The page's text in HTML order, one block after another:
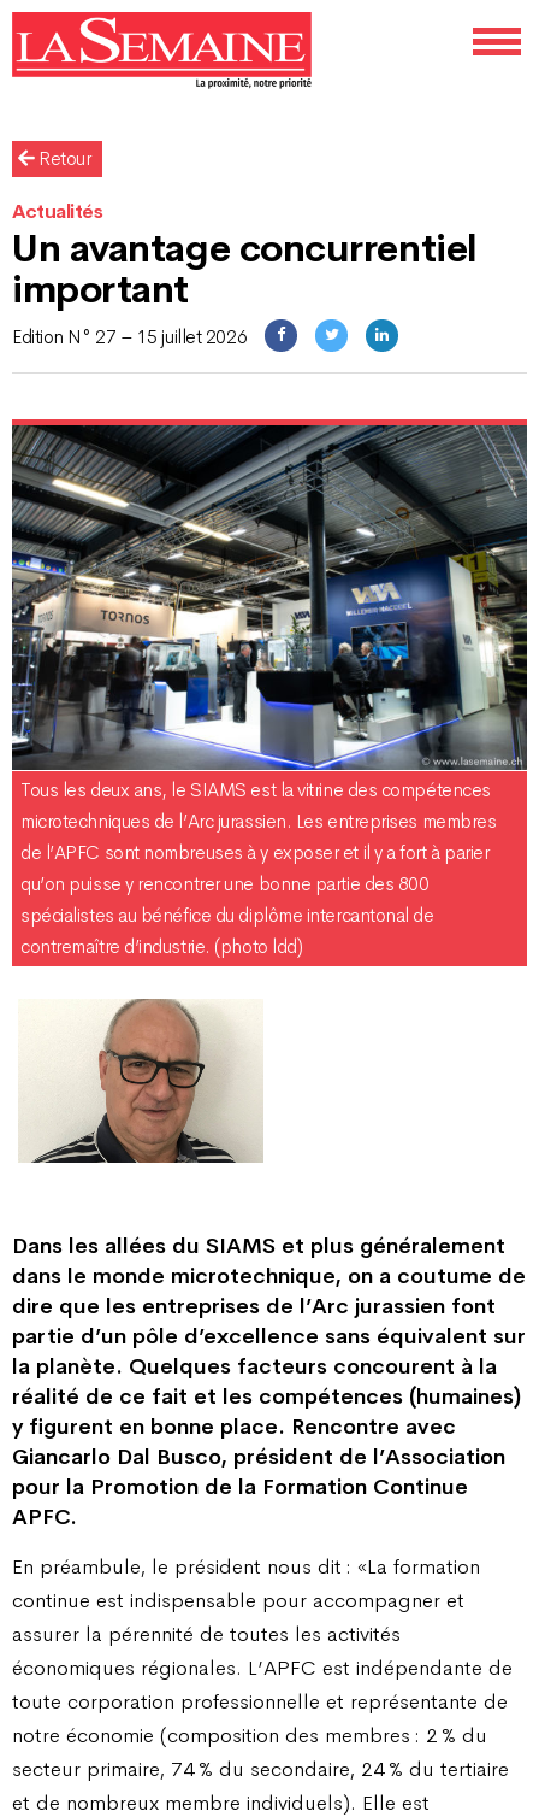
Retour
Actualités
Un avantage concurrentiel
important
Edition N° 27 – 15 juillet 2026
Tous les deux ans, le SIAMS est la vitrine des compétences
microtechniques de l’Arc jurassien. Les entreprises membres
de l’APFC sont nombreuses à y exposer et il y a fort à parier
qu’on puisse y rencontrer une bonne partie des 800
spécialistes au bénéfice du diplôme intercantonal de
contremaître d’industrie. (photo ldd)
Dans les allées du SIAMS et plus généralement
dans le monde microtechnique, on a coutume de
dire que les entreprises de l’Arc jurassien font
partie d’un pôle d’excellence sans équivalent sur
la planète. Quelques facteurs concourent à la
réalité de ce fait et les compétences (humaines)
y figurent en bonne place. Rencontre avec
Giancarlo Dal Busco, président de l’Association
pour la Promotion de la Formation Continue
APFC.
En préambule, le président nous dit : «La formation
continue est indispensable pour accompagner et
assurer la pérennité de toutes les activités
économiques régionales. L’APFC est indépendante de
toute corporation professionnelle et représentante de
notre économie (composition des membres : 2 % du
secteur primaire, 74 % du secondaire, 24 % du tertiaire
et de nombreux membre individuels). Elle est